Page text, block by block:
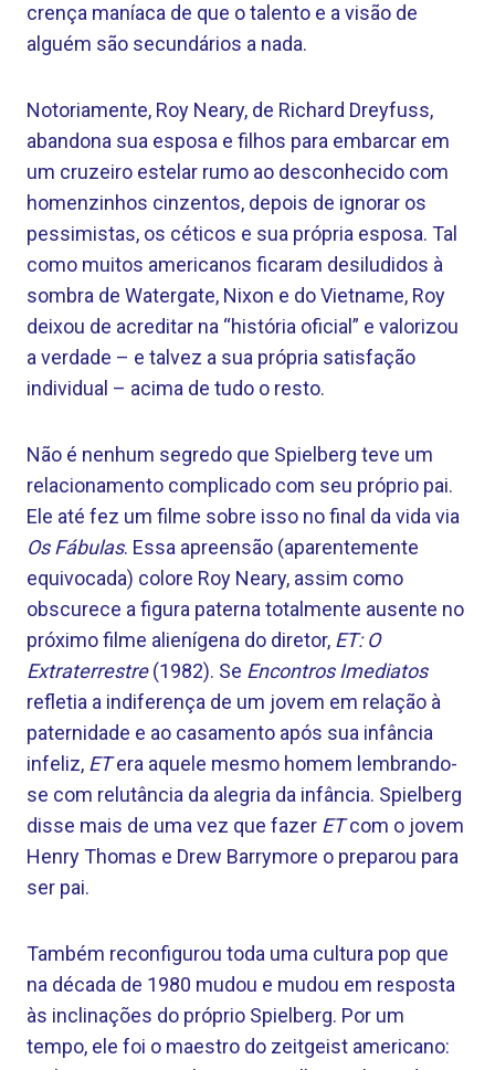
crença maníaca de que o talento e a visão de
alguém são secundários a nada.
Notoriamente, Roy Neary, de Richard Dreyfuss,
abandona sua esposa e filhos para embarcar em
um cruzeiro estelar rumo ao desconhecido com
homenzinhos cinzentos, depois de ignorar os
pessimistas, os céticos e sua própria esposa. Tal
como muitos americanos ficaram desiludidos à
sombra de Watergate, Nixon e do Vietname, Roy
deixou de acreditar na “história oficial” e valorizou
a verdade – e talvez a sua própria satisfação
individual – acima de tudo o resto.
Não é nenhum segredo que Spielberg teve um
relacionamento complicado com seu próprio pai.
Ele até fez um filme sobre isso no final da vida via
Os Fábulas. Essa apreensão (aparentemente
equivocada) colore Roy Neary, assim como
obscurece a figura paterna totalmente ausente no
próximo filme alienígena do diretor, ET: O
Extraterrestre (1982). Se Encontros Imediatos
refletia a indiferença de um jovem em relação à
paternidade e ao casamento após sua infância
infeliz, ETera aquele mesmo homem lembrando-
se com relutância da alegria da infância. Spielberg
disse mais de uma vez que fazer ETcom o jovem
Henry Thomas e Drew Barrymore o preparou para
ser pai.
Também reconfigurou toda uma cultura pop que
na década de 1980 mudou e mudou em resposta
às inclinações do próprio Spielberg. Por um
tempo, ele foi o maestro do zeitgeist americano: